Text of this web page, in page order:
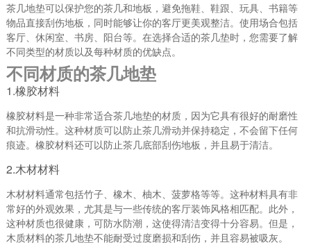
茶几地垫可以保护您的茶几和地板，避免拖鞋、鞋跟、玩具、书籍等
物品直接刮伤地板，同时能够让你的客厅更美观整洁。使用场合包括
客厅、休闲室、书房、阳台等。在选择合适的茶几垫时，您需要了解
不同类型的材质以及每种材质的优缺点。
不同材质的茶几地垫
1.橡胶材料
橡胶材料是一种非常适合茶几地垫的材质，因为它具有很好的耐磨性
和抗滑动性。这种材质可以防止茶几滑动并保持稳定，不会留下任何
痕迹。橡胶材料还可以防止茶几底部刮伤地板，并且易于清洁。
2.木材材料
木材材料通常包括竹子、橡木、柚木、菠萝格等等。这种材料具有非
常好的外观效果，尤其是与一些传统的客厅装饰风格相匹配。此外，
这种材质也很健康，可防水防潮，这使得清洁变得十分容易。但是，
木质材料的茶几地垫不能耐受过度磨损和刮伤，并且容易被吸灰。